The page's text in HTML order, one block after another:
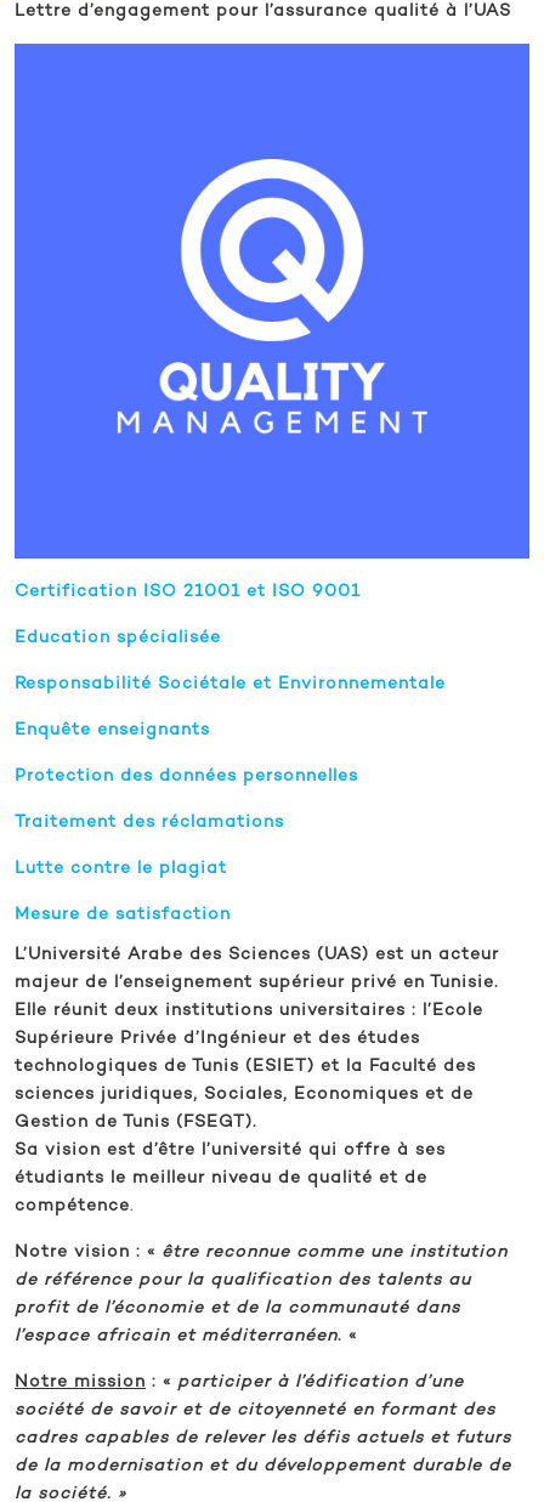
Lettre d’engagement pour l’assurance qualité à l’UAS
Certification ISO 21001 et ISO 9001
Education spécialisée
Responsabilité Sociétale et Environnementale
Enquête enseignants
Protection des données personnelles
Traitement des réclamations
Lutte contre le plagiat
Mesure de satisfaction
L’Université Arabe des Sciences (UAS) est un acteur
majeur de l’enseignement supérieur privé en Tunisie.
Elle réunit deux institutions universitaires : l’Ecole
Supérieure Privée d’Ingénieur et des études
technologiques de Tunis (ESIET) et la Faculté des
sciences juridiques, Sociales, Economiques et de
Gestion de Tunis (FSEGT).
Sa vision est d’être l’université qui offre à ses
étudiants le meilleur niveau de qualité et de
compétence.
Notre vision : « être reconnue comme une institution
de référence pour la qualification des talents au
profit de l’économie et de la communauté dans
l’espace africain et méditerranéen. «
Notre mission : « participer à l’édification d’une
société de savoir et de citoyenneté en formant des
cadres capables de relever les défis actuels et futurs
de la modernisation et du développement durable de
la société. »